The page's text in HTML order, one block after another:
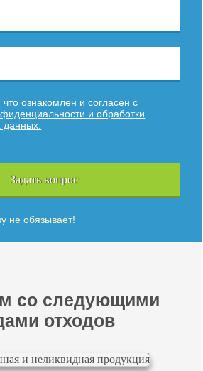
ознакомлен и согласен с
и обработки
данных.
Задать вопрос
не обязывает!
со следующими
отходов